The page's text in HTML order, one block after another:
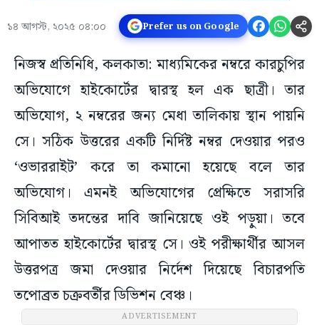
১৪ আগস্ট, ২০২৫ ০৪:০০ Prefer us on Google
নিজস্ব প্রতিনিধি, কলকাতা: মাধ্যমিকের নম্বরে কারচুপির
অভিযোগে হাইকোর্টের দ্বারস্থ হল এক ছাত্রী। তার
অভিযোগ, ২ নম্বরের জন্য মেধা তালিকায় স্থান পায়নি
সে। সঠিক উত্তরের একটি নির্দিষ্ট নম্বর দেওয়ার পরও
‘ওভাররাইট’ করে তা কমানো হয়েছে বলে তার
অভিযোগ। এমনই অভিযোগের প্রেক্ষিতে সরাসরি
সিবিআই তদন্তের দাবি জানিয়েছে ওই পড়ুয়া। তবে
আপাতত হাইকোর্টের দ্বারস্থ সে। ওই পরীক্ষার্থীর আসল
উত্তরপত্র জমা দেওয়ার নির্দেশ দিয়েছে বিচারপতি
তপোব্রত চক্রবর্তীর ডিভিশন বেঞ্চ।
ADVERTISEMENT